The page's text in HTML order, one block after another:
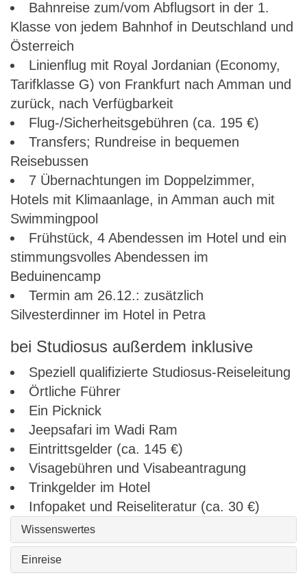
Bahnreise zum/vom Abflugsort in der 1.
Klasse von jedem Bahnhof in Deutschland und
Österreich
Linienflug mit Royal Jordanian (Economy,
Tarifklasse G) von Frankfurt nach Amman und
zurück, nach Verfügbarkeit
Flug-/Sicherheitsgebühren (ca. 195 €)
Transfers; Rundreise in bequemen
Reisebussen
7 Übernachtungen im Doppelzimmer,
Hotels mit Klimaanlage, in Amman auch mit
Swimmingpool
Frühstück, 4 Abendessen im Hotel und ein
stimmungsvolles Abendessen im
Beduinencamp
Termin am 26.12.: zusätzlich
Silvesterdinner im Hotel in Petra
bei Studiosus außerdem inklusive
Speziell qualifizierte Studiosus-Reiseleitung
Örtliche Führer
Ein Picknick
Jeepsafari im Wadi Ram
Eintrittsgelder (ca. 145 €)
Visagebühren und Visabeantragung
Trinkgelder im Hotel
Infopaket und Reiseliteratur (ca. 30 €)
Wissenswertes
Einreise